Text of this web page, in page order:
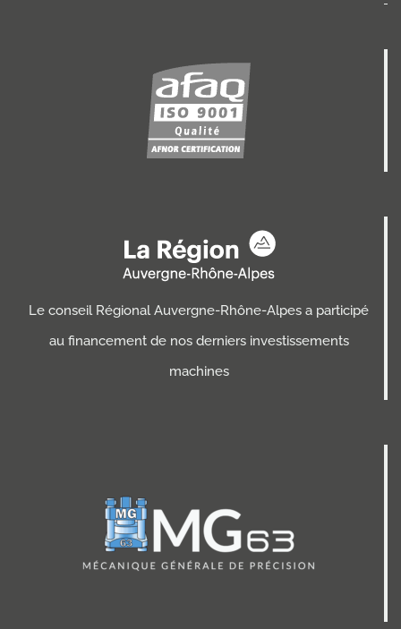
Le conseil Régional Auvergne-Rhône-Alpes a participé
au financement de nos derniers investissements
machines